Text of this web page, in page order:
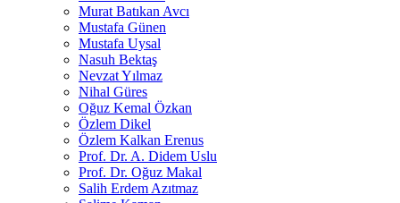
Murat Batıkan Avcı
Mustafa Günen
Mustafa Uysal
Nasuh Bektaş
Nevzat Yılmaz
Nihal Güres
Oğuz Kemal Özkan
Özlem Dikel
Özlem Kalkan Erenus
Prof. Dr. A. Didem Uslu
Prof. Dr. Oğuz Makal
Salih Erdem Azıtmaz